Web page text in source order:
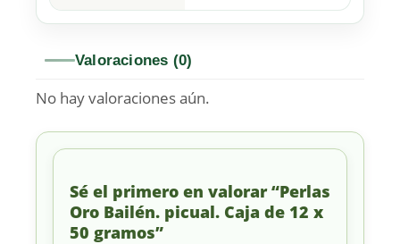
Valoraciones (0)
No hay valoraciones aún.
Sé el primero en valorar “Perlas
Oro Bailén. picual. Caja de 12 x
50 gramos”